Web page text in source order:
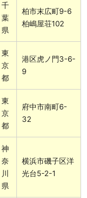
千
葉
県
柏市末広町9-6
柏嶋屋荘102
東
京
都
港区虎ノ門3-6-
9
東
京
都
府中市南町6-
32
神
奈
川
県
横浜市磯子区洋
光台5-2-1